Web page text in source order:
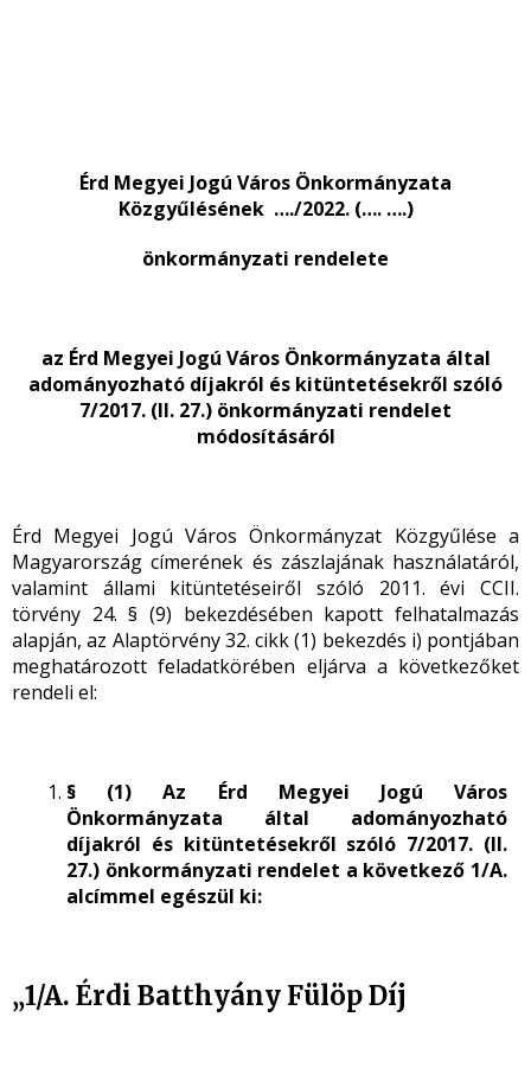
Érd Megyei Jogú Város Önkormányzata
Közgyűlésének …./2022. (…. ….)
önkormányzati rendelete
az Érd Megyei Jogú Város Önkormányzata által
adományozható díjakról és kitüntetésekről szóló
7/2017. (II. 27.) önkormányzati rendelet
módosításáról
Érd Megyei Jogú Város Önkormányzat Közgyűlése a
Magyarország címerének és zászlajának használatáról,
valamint állami kitüntetéseiről szóló 2011. évi CCII.
törvény 24. § (9) bekezdésében kapott felhatalmazás
alapján, az Alaptörvény 32. cikk (1) bekezdés i) pontjában
meghatározott feladatkörében eljárva a következőket
rendeli el:
§ (1) Az Érd Megyei Jogú Város
Önkormányzata által adományozható
díjakról és kitüntetésekről szóló 7/2017. (II.
27.) önkormányzati rendelet a következő 1/A.
alcímmel egészül ki:
„1/A. Érdi Batthyány Fülöp Díj